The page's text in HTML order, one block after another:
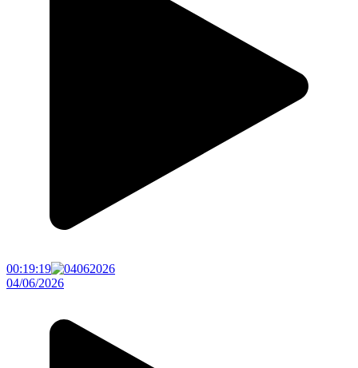
00:19:19
04/06/2026